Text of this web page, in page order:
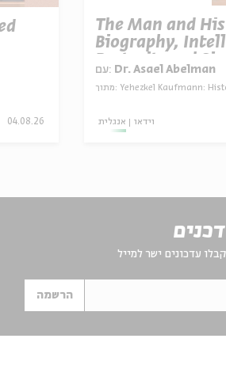
The Man and
Biography,
Portrait, and
עם: Dr. Asael Abelman
מתוך: Yehezkel Kaufmann: Historian,
אנגלית וידאו 04.08.26
עדכונים ישר למייל
הרשמה